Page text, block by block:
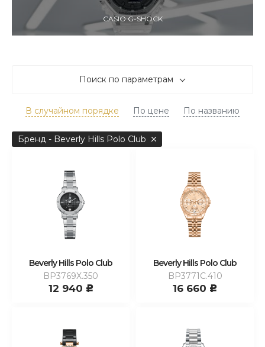
CASIO G-SHOCK
Поиск по параметрам
В случайном порядке По цене По названию
Бренд - Beverly Hills Polo Club
Beverly Hills Polo Club
BP3769X.350
12 940 c
Beverly Hills Polo Club
BP3771C.410
16 660 c